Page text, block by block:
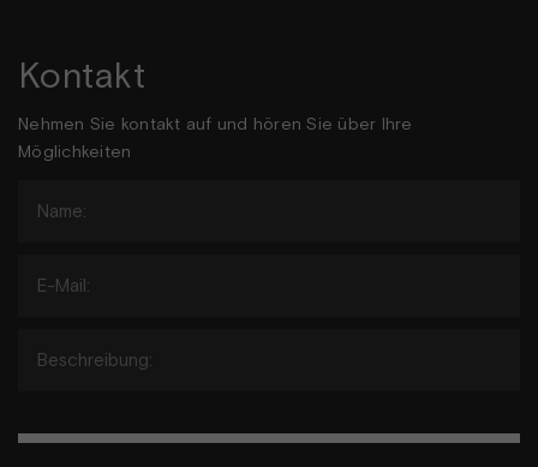
Kontakt
Nehmen Sie kontakt auf und hören Sie über Ihre
Möglichkeiten